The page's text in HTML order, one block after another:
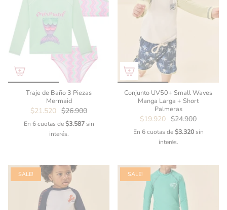
Traje de Baño 3 Piezas
Mermaid
$21.520 $26.900
En 6 cuotas de$3.587sin
interés.
Conjunto UV50+ Small Waves
Manga Larga + Short
Palmeras
$19.920 $24.900
En 6 cuotas de$3.320sin
interés.
SALE! SALE!